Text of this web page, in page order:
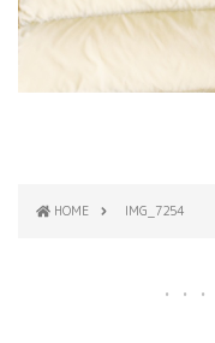
HOME IMG_7254